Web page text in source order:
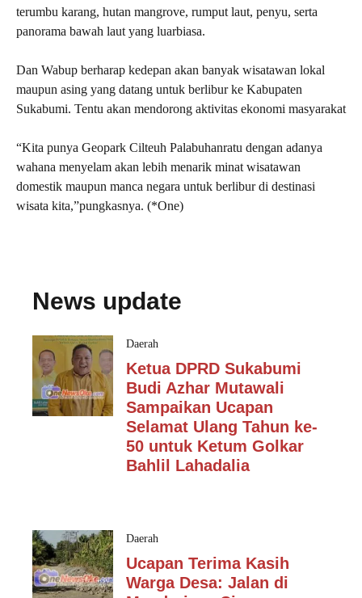
terumbu karang, hutan mangrove, rumput laut, penyu, serta
panorama bawah laut yang luarbiasa.
Dan Wabup berharap kedepan akan banyak wisatawan lokal
maupun asing yang datang untuk berlibur ke Kabupaten
Sukabumi. Tentu akan mendorong aktivitas ekonomi masyarakat
“Kita punya Geopark Cilteuh Palabuhanratu dengan adanya
wahana menyelam akan lebih menarik minat wisatawan
domestik maupun manca negara untuk berlibur di destinasi
wisata kita,”pungkasnya. (*One)
News update
Daerah
Ketua DPRD Sukabumi
Budi Azhar Mutawali
Sampaikan Ucapan
Selamat Ulang Tahun ke-
50 untuk Ketum Golkar
Bahlil Lahadalia
Daerah
Ucapan Terima Kasih
Warga Desa: Jalan di